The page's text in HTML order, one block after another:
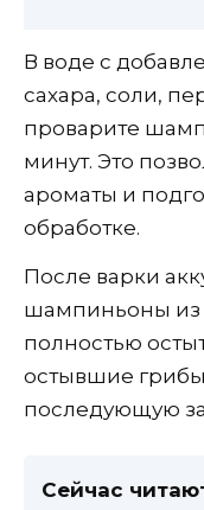
В воде с
сахара, соли,
проварите
минут. Это
ароматы и
обработке.
После варки
шампиньоны из
полностью
остывшие
последующую
Сейчас